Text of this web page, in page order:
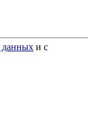
данных и с